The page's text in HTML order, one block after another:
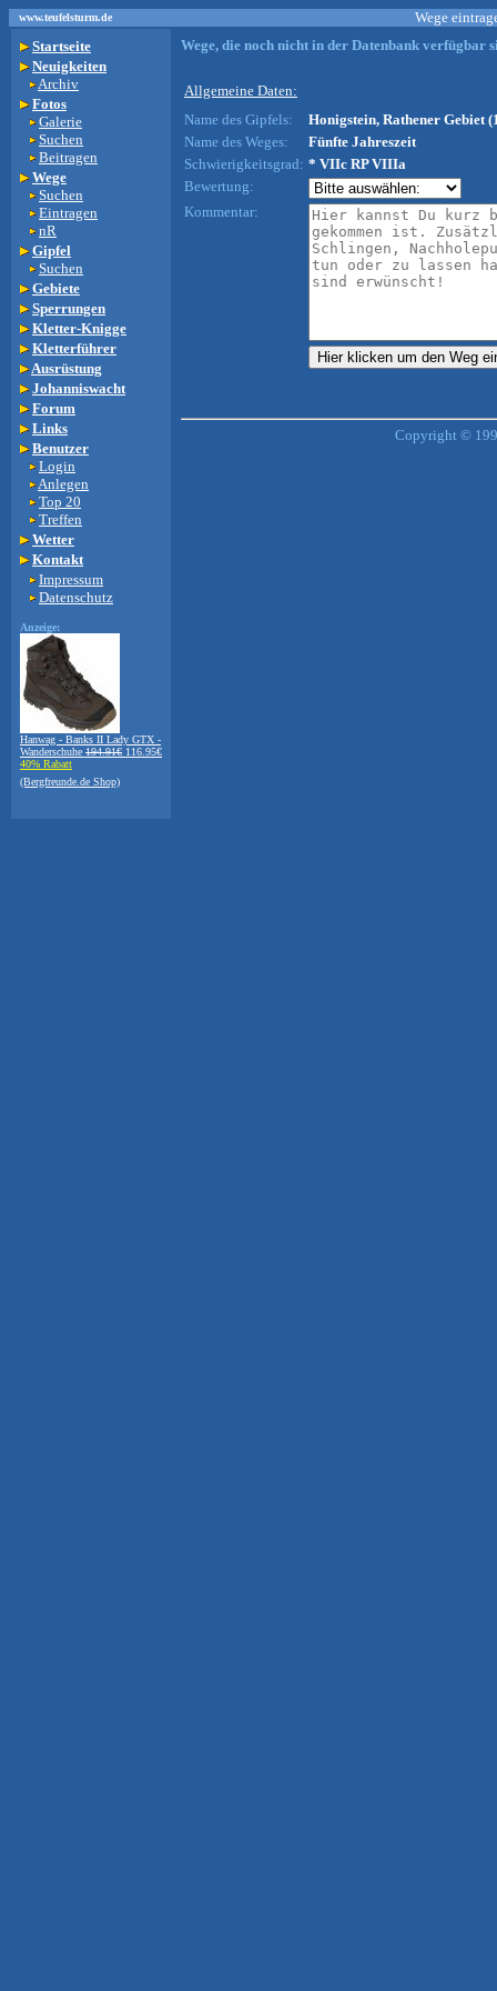
www.teufelsturm.de
Wege
Startseite
Neuigkeiten
Archiv
Fotos
Galerie
Suchen
Beitragen
Wege
Suchen
Eintragen
nR
Gipfel
Suchen
Gebiete
Sperrungen
Kletter-Knigge
Kletterführer
Ausrüstung
Johanniswacht
Forum
Links
Benutzer
Login
Anlegen
Top 20
Treffen
Wetter
Kontakt
Impressum
Datenschutz
Anzeige:
Hanwag - Banks II Lady GTX -
Wanderschuhe 194.91€ 116.95€
40% Rabatt
(Bergfreunde.de Shop)
Wege, die noch nicht in der Datenbank verfügbar
Allgemeine Daten:
Name des Gipfels:
Honigstein, Rathener Gebiet
Name des Weges:
Fünfte Jahreszeit
Schwierigkeitsgrad: * VIIc RP VIIIa
Bewertung:
Kommentar:
Copyright ©